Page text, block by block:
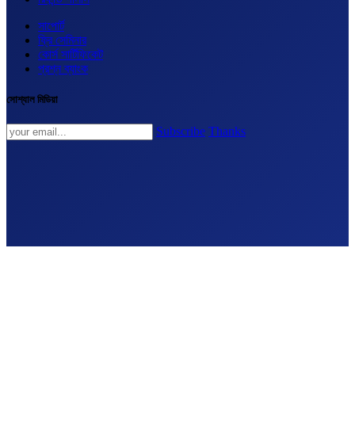
সাপোর্ট
ফ্রি সেমিনার
কোর্স সার্টিফিকেট
প্রশ্ন ব্যাংক
সোশ্যাল মিডিয়া
Subscribe Thanks